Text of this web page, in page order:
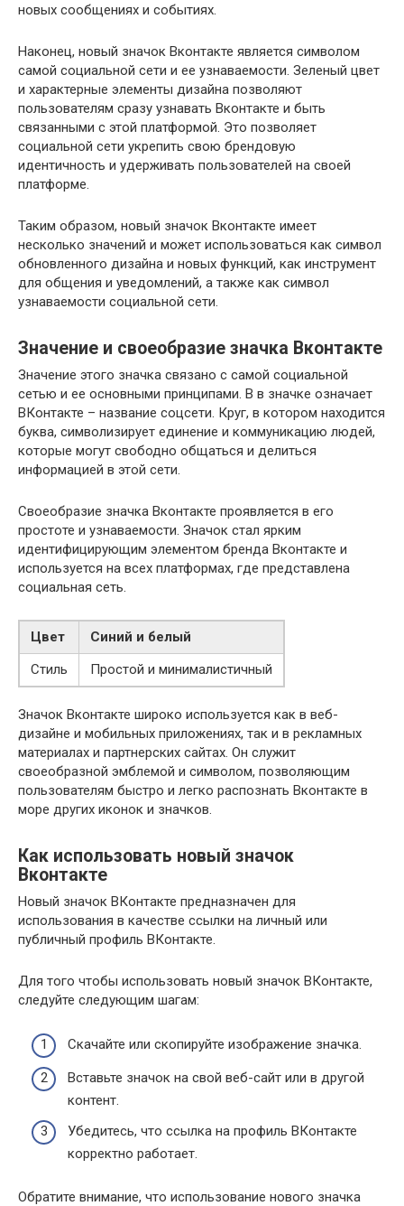
новых сообщениях и событиях.
Наконец, новый значок Вконтакте является символом
самой социальной сети и ее узнаваемости. Зеленый цвет
и характерные элементы дизайна позволяют
пользователям сразу узнавать Вконтакте и быть
связанными с этой платформой. Это позволяет
социальной сети укрепить свою брендовую
идентичность и удерживать пользователей на своей
платформе.
Таким образом, новый значок Вконтакте имеет
несколько значений и может использоваться как символ
обновленного дизайна и новых функций, как инструмент
для общения и уведомлений, а также как символ
узнаваемости социальной сети.
Значение и своеобразие значка Вконтакте
Значение этого значка связано с самой социальной
сетью и ее основными принципами. В в значке означает
ВКонтакте – название соцсети. Круг, в котором находится
буква, символизирует единение и коммуникацию людей,
которые могут свободно общаться и делиться
информацией в этой сети.
Своеобразие значка Вконтакте проявляется в его
простоте и узнаваемости. Значок стал ярким
идентифицирующим элементом бренда Вконтакте и
используется на всех платформах, где представлена
социальная сеть.
Цвет
Синий и белый
Стиль
Простой и минималистичный
Значок Вконтакте широко используется как в веб-
дизайне и мобильных приложениях, так и в рекламных
материалах и партнерских сайтах. Он служит
своеобразной эмблемой и символом, позволяющим
пользователям быстро и легко распознать Вконтакте в
море других иконок и значков.
Как использовать новый значок
Вконтакте
Новый значок ВКонтакте предназначен для
использования в качестве ссылки на личный или
публичный профиль ВКонтакте.
Для того чтобы использовать новый значок ВКонтакте,
следуйте следующим шагам:
Скачайте или скопируйте изображение значка.
Вставьте значок на свой веб-сайт или в другой
контент.
Убедитесь, что ссылка на профиль ВКонтакте
корректно работает.
Обратите внимание, что использование нового значка